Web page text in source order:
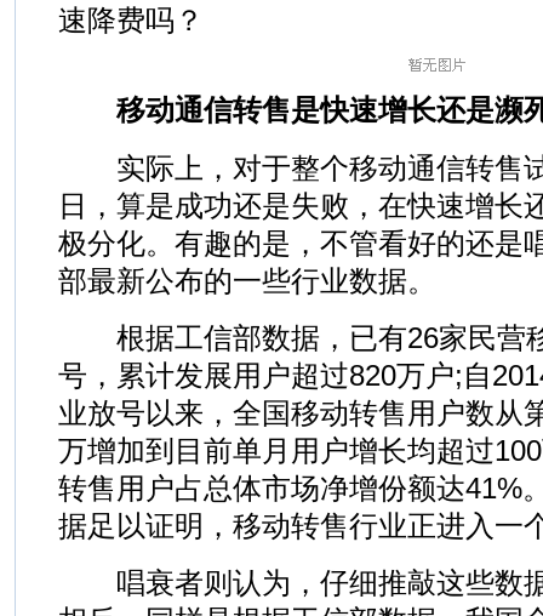
速降费吗？
移动通信转售是快速增长还是濒
实际上，对于整个移动通信转售
日，算是成功还是失败，在快速增长
极分化。有趣的是，不管看好的还是
部最新公布的一些行业数据。
根据工信部数据，已有26家民营
号，累计发展用户超过820万户;自
业放号以来，全国移动转售用户数从
万增加到目前单月用户增长均超过
转售用户占总体市场净增份额达41%
据足以证明，移动转售行业正进入一
唱衰者则认为，仔细推敲这些数